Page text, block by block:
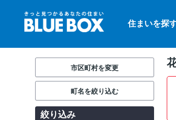
住まいを探
市区町村を変更
町名を絞り込む
絞り込み